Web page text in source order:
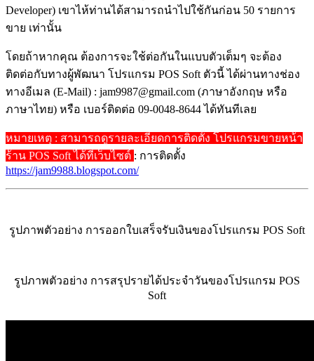
Developer) เขาไห้ท่านได้สามารถนำไปใช้กันก่อน 50 รายการ
ขาย เท่านั้น
โดยถ้าหากคุณ ต้องการจะใช้ต่อกันในแบบตัวเต็มๆ จะต้อง
ติดต่อกับทางผู้พัฒนา โปรแกรม POS Soft ตัวนี้ ได้ผ่านทางช่อง
ทางอีเมล (E-Mail) : jam9987@gmail.com (ภาษาอังกฤษ หรือ
ภาษาไทย) หรือ เบอร์ติดต่อ 09-0048-8644 ได้ทันทีเลย
หมายเหตุ : สามารถดูรายละเอียดการติดตั้ง โปรแกรมขายหน้า
ร้าน POS Soft ได้ที่เว็บไซต์ : การติดตั้ง
https://jam9988.blogspot.com/
รูปภาพตัวอย่าง การออกใบเสร็จรับเงินของโปรแกรม POS Soft
รูปภาพตัวอย่าง การสรุปรายได้ประจำวันของโปรแกรม POS
Soft